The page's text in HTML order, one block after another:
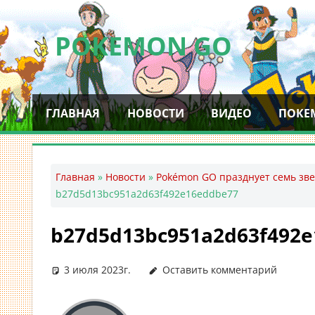
Перейти
к
содержимомуPOKEMON GO
Мобильное
приложение
для
ловли
Покемон
ГЛАВНАЯ НОВОСТИ ВИДЕО
Главная » Новости » Pokémon GO празднует семь
b27d5d13bc951a2d63f492e16eddbe77
3 июля 2023г. Оставить комментарий